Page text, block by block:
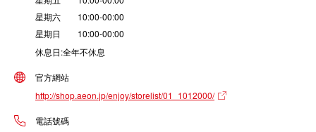
星期六 10:00-00:00
星期日 10:00-00:00
休息日:全年不休息
官方網站
http://shop.aeon.jp/enjoy/storelist/01_1012000/
電話號碼